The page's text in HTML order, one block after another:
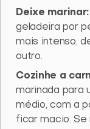
Deixe marinar:
geladeira por
mais intenso,
outro.
Cozinhe a
marinada para
médio, com a
ficar macio. Se